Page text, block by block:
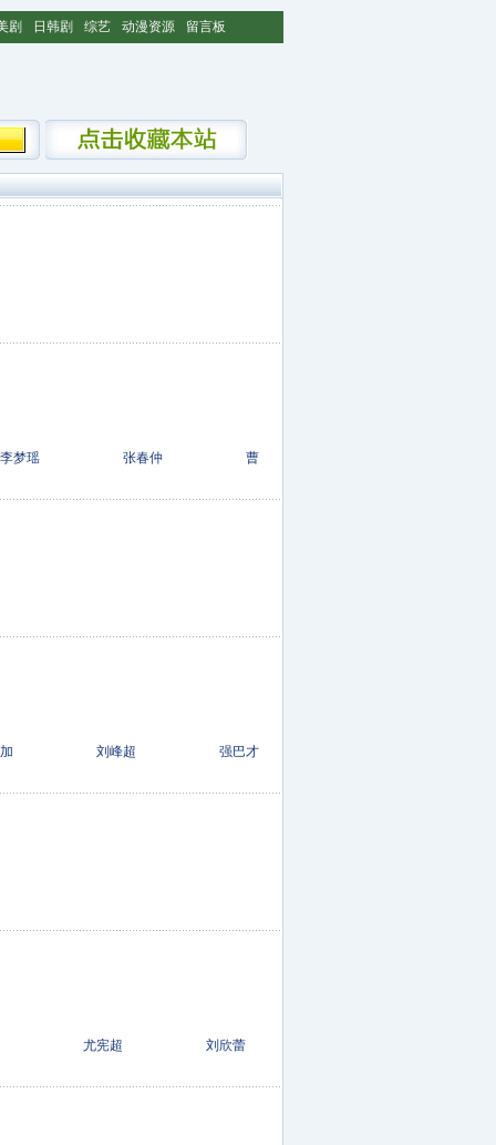
剧 日韩剧 综艺 动漫资源 留言板
梦瑶 张春仲 曹
刘峰超 强巴才
尤宪超 刘欣蕾